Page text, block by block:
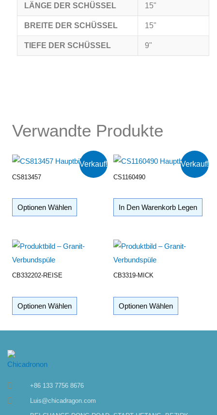
LÄNGE DER SCHÜSSEL 15"
BREITE DER SCHÜSSEL 15"
TIEFE DER SCHÜSSEL 9"
Verwandte Produkte
Verkauf!
CS813457
Optionen Wählen
Verkauf!
CS1160490
In Den Warenkorb Legen
CB332202-REISE
Optionen Wählen
CB3319-MICK
Optionen Wählen
+86 133 7756 8676
Luis@chicadragon.com